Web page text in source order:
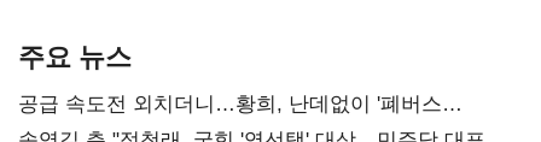
주요 뉴스
공급 속도전 외치더니…황희, 난데없이 '폐버스